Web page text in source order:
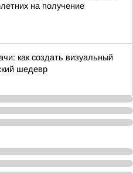
на получение
как создать визуальный
шедевр